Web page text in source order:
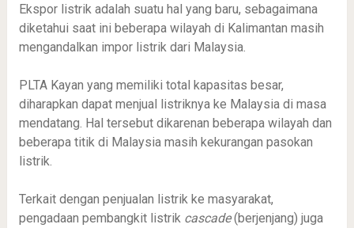
Ekspor listrik adalah suatu hal yang baru, sebagaimana
diketahui saat ini beberapa wilayah di Kalimantan masih
mengandalkan impor listrik dari Malaysia.
PLTA Kayan yang memiliki total kapasitas besar,
diharapkan dapat menjual listriknya ke Malaysia di masa
mendatang. Hal tersebut dikarenan beberapa wilayah dan
beberapa titik di Malaysia masih kekurangan pasokan
listrik.
Terkait dengan penjualan listrik ke masyarakat,
pengadaan pembangkit listrik cascade(berjenjang) juga